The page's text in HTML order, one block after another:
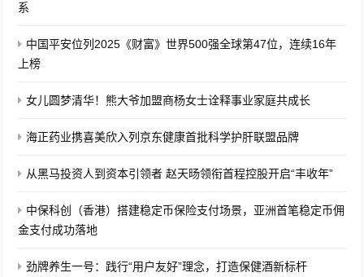
系
中国平安位列2025《财富》世界500强全球第47位，连续16年
上榜
女儿圆梦清华！熊大爷加盟商杨女士诠释事业家庭共成长
海正药业携喜美欣入列京东健康首批科学护肝联盟品牌
从黑马投资人到资本引领者 赵天旸领衔首程控股开启“丰收年”
中保科创（香港）搭建稳定币保险支付场景，亚洲首笔稳定币佣
金支付成功落地
劲牌养生一号：践行“用户友好”理念，打造保健酒新标杆